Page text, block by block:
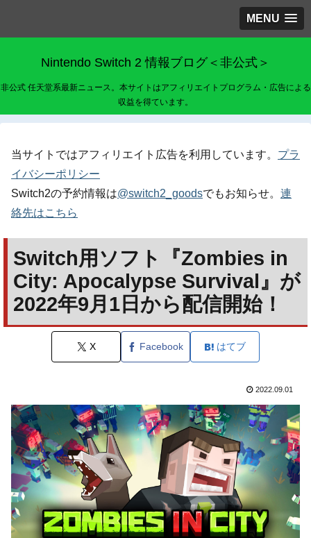
MENU
Nintendo Switch 2 情報ブログ＜非公式＞
非公式 任天堂系最新ニュース。本サイトはアフィリエイトプログラム・広告による
収益を得ています。
当サイトではアフィリエイト広告を利用しています。 プラ
イバシーポリシー
Switch2の予約情報は@switch2_goodsでもお知らせ。 連
絡先はこちら
Switch用ソフト『Zombies in
City: Apocalypse Survival』が
2022年9月1日から配信開始！
X Facebook はてブ
2022.09.01